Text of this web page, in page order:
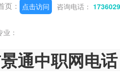
页： 点击访问 咨询电话：
：
通中职网电